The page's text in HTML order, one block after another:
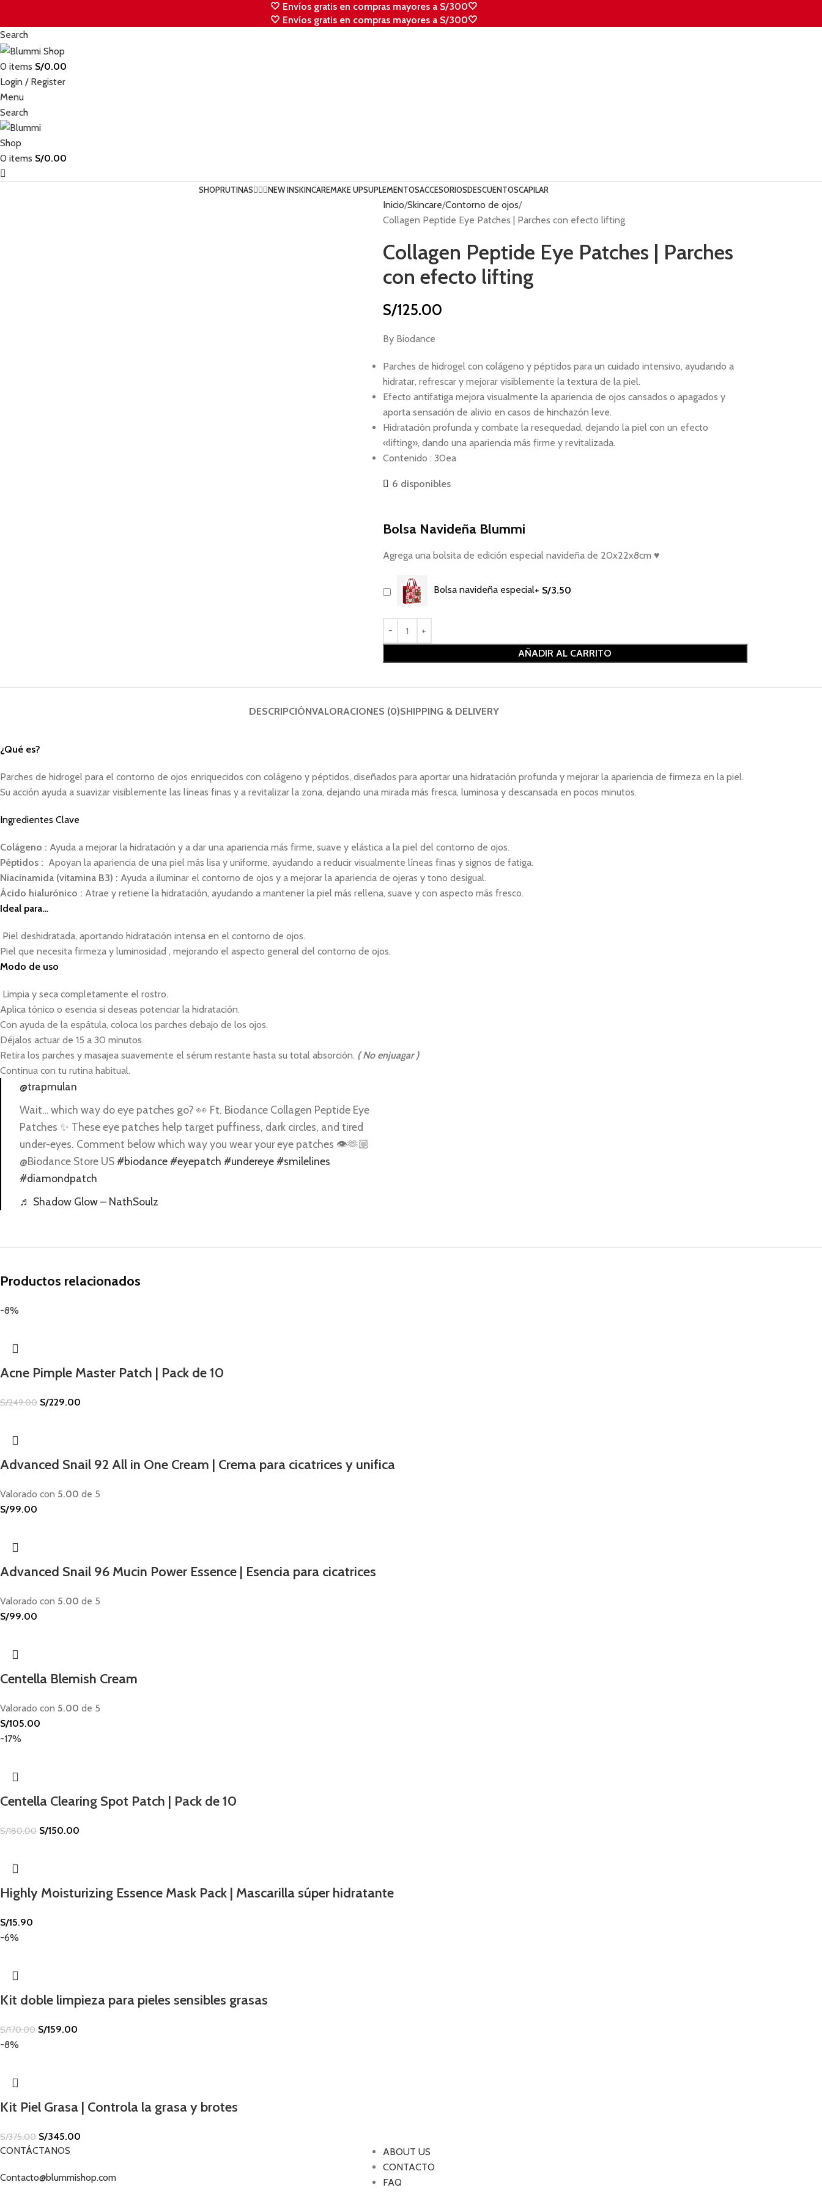
🤍 Envíos gratis en compras mayores a S/300🤍
🤍 Envíos gratis en compras mayores a S/300🤍
Search
0 items S/0.00
Login / Register
Menu
Search
0 items S/0.00
SHOPRUTINAS💆🏻‍♀️NEW INSKINCAREMAKE UPSUPLEMENTOSACCESORIOSDESCUENTOSCAPILAR
Inicio Skincare Contorno de ojos
Collagen Peptide Eye Patches | Parches con efecto lifting
Collagen Peptide Eye Patches | Parches
con efecto lifting
S/125.00
By Biodance
Parches de hidrogel con colágeno y péptidos para un cuidado intensivo, ayudando a
hidratar, refrescar y mejorar visiblemente la textura de la piel.
Efecto antifatiga mejora visualmente la apariencia de ojos cansados o apagados y
aporta sensación de alivio en casos de hinchazón leve.
Hidratación profunda y combate la resequedad, dejando la piel con un efecto
«lifting», dando una apariencia más firme y revitalizada.
Contenido : 30ea
6 disponibles
Bolsa Navideña Blummi
Agrega una bolsita de edición especial navideña de 20x22x8cm ♥
Bolsa navideña especial+ S/3.50
AÑADIR AL CARRITO
DESCRIPCIÓNVALORACIONES (0)SHIPPING & DELIVERY
¿Qué es?
Parches de hidrogel para el contorno de ojos enriquecidos con colágeno y péptidos, diseñados para aportar una hidratación profunda y mejorar la apariencia de firmeza en la piel.
Su acción ayuda a suavizar visiblemente las líneas finas y a revitalizar la zona, dejando una mirada más fresca, luminosa y descansada en pocos minutos.
Ingredientes Clave
Colágeno : Ayuda a mejorar la hidratación y a dar una apariencia más firme, suave y elástica a la piel del contorno de ojos.
Péptidos : Apoyan la apariencia de una piel más lisa y uniforme, ayudando a reducir visualmente líneas finas y signos de fatiga.
Niacinamida (vitamina B3) : Ayuda a iluminar el contorno de ojos y a mejorar la apariencia de ojeras y tono desigual.
Ácido hialurónico : Atrae y retiene la hidratación, ayudando a mantener la piel más rellena, suave y con aspecto más fresco.
Ideal para…
Piel deshidratada, aportando hidratación intensa en el contorno de ojos.
Piel que necesita firmeza y luminosidad , mejorando el aspecto general del contorno de ojos.
Modo de uso
Limpia y seca completamente el rostro.
Aplica tónico o esencia si deseas potenciar la hidratación.
Con ayuda de la espátula, coloca los parches debajo de los ojos.
Déjalos actuar de 15 a 30 minutos.
Retira los parches y masajea suavemente el sérum restante hasta su total absorción. ( No enjuagar )
Continua con tu rutina habitual.
@trapmulan
Wait… which way do eye patches go? 👀 Ft. Biodance Collagen Peptide Eye
Patches ✨ These eye patches help target puffiness, dark circles, and tired
under-eyes. Comment below which way you wear your eye patches 👁️🫶🏼
@Biodance Store US #biodance #eyepatch #undereye #smilelines
#diamondpatch
♬ Shadow Glow – NathSoulz
Productos relacionados
-8%
Acne Pimple Master Patch | Pack de 10
S/249.00 S/229.00
Advanced Snail 92 All in One Cream | Crema para cicatrices y unifica
Valorado con 5.00 de 5
S/99.00
Advanced Snail 96 Mucin Power Essence | Esencia para cicatrices
Valorado con 5.00 de 5
S/99.00
Centella Blemish Cream
Valorado con 5.00 de 5
S/105.00
-17%
Centella Clearing Spot Patch | Pack de 10
S/180.00 S/150.00
Highly Moisturizing Essence Mask Pack | Mascarilla súper hidratante
S/15.90
-6%
Kit doble limpieza para pieles sensibles grasas
S/170.00 S/159.00
-8%
Kit Piel Grasa | Controla la grasa y brotes
S/375.00 S/345.00
CONTÁCTANOS
Contacto@blummishop.com
ABOUT US
CONTACTO
FAQ